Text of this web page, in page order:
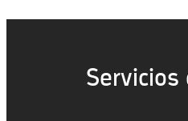
Servicios